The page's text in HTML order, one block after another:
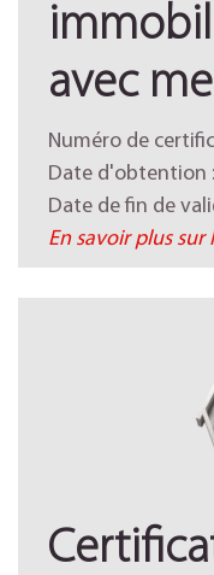
avec
Numéro de
Date d'obtention
Date de fin de
En savoir plus